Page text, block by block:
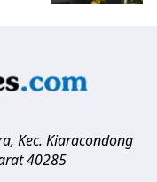
Kec. Kiaracondong
40285